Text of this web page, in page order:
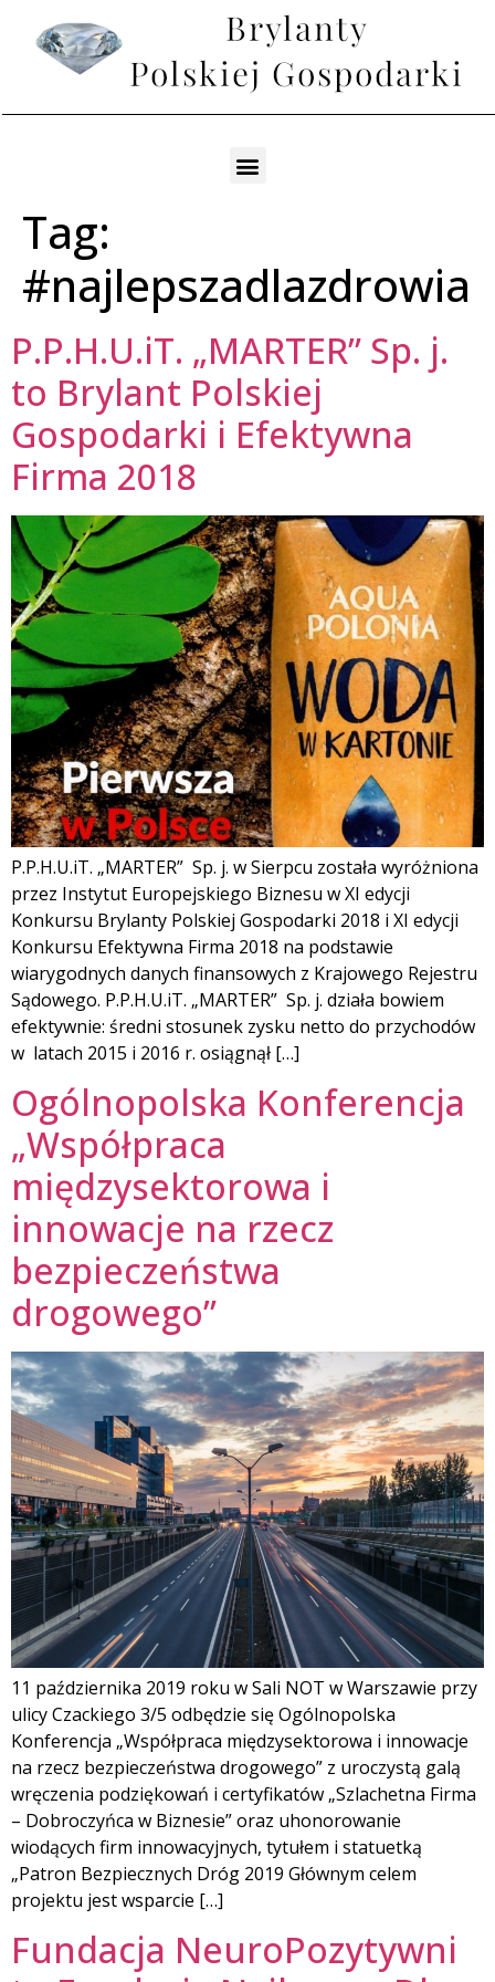
Tag:
#najlepszadlazdrowia
P.P.H.U.iT. „MARTER” Sp. j.
to Brylant Polskiej
Gospodarki i Efektywna
Firma 2018
P.P.H.U.iT. „MARTER” Sp. j. w Sierpcu została wyróżniona
przez Instytut Europejskiego Biznesu w XI edycji
Konkursu Brylanty Polskiej Gospodarki 2018 i XI edycji
Konkursu Efektywna Firma 2018 na podstawie
wiarygodnych danych finansowych z Krajowego Rejestru
Sądowego. P.P.H.U.iT. „MARTER” Sp. j. działa bowiem
efektywnie: średni stosunek zysku netto do przychodów
w latach 2015 i 2016 r. osiągnął […]
Ogólnopolska Konferencja
„Współpraca
międzysektorowa i
innowacje na rzecz
bezpieczeństwa
drogowego”
11 października 2019 roku w Sali NOT w Warszawie przy
ulicy Czackiego 3/5 odbędzie się Ogólnopolska
Konferencja „Współpraca międzysektorowa i innowacje
na rzecz bezpieczeństwa drogowego” z uroczystą galą
wręczenia podziękowań i certyfikatów „Szlachetna Firma
– Dobroczyńca w Biznesie” oraz uhonorowanie
wiodących firm innowacyjnych, tytułem i statuetką
„Patron Bezpiecznych Dróg 2019 Głównym celem
projektu jest wsparcie […]
Fundacja NeuroPozytywni